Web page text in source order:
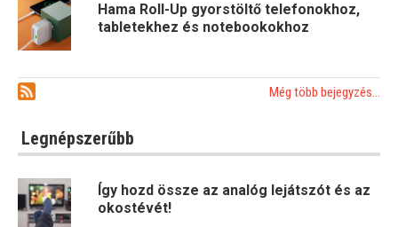
Hama Roll-Up gyorstöltő telefonokhoz,
tabletekhez és notebookokhoz
Még több bejegyzés...
Legnépszerűbb
Így hozd össze az analóg lejátszót és az
okostévét!